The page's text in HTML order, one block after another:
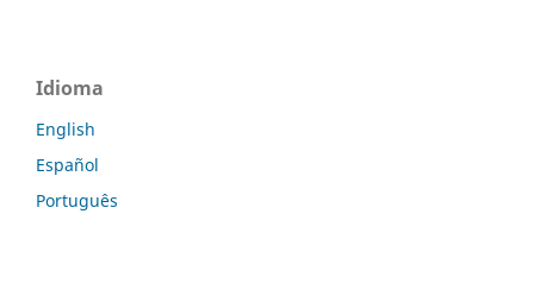
Idioma
English
Español
Português